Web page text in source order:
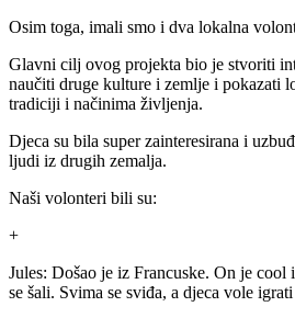
Osim toga, imali smo i dva lokalna
Glavni cilj ovog projekta bio je stvoriti
naučiti druge kulture i zemlje i pokazati
tradiciji i načinima življenja.
Djeca su bila super zainteresirana i
ljudi iz drugih zemalja.
Naši volonteri bili su:
+
Jules: Došao je iz Francuske. On je cool
se šali. Svima se sviđa, a djeca vole